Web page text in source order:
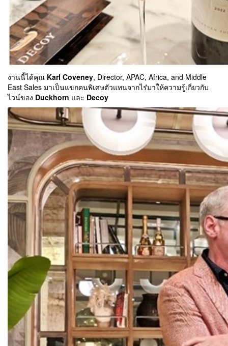
งานนี้ได้คุณ Karl Coveney, Director, APAC, Africa, and Middle
East Sales มาเป็นแขกคนพิเศษตัวแทนจากไร๋มาให้ความรู้เกี่ยวกับ
ไวน์ของ Duckhorn และ Decoy